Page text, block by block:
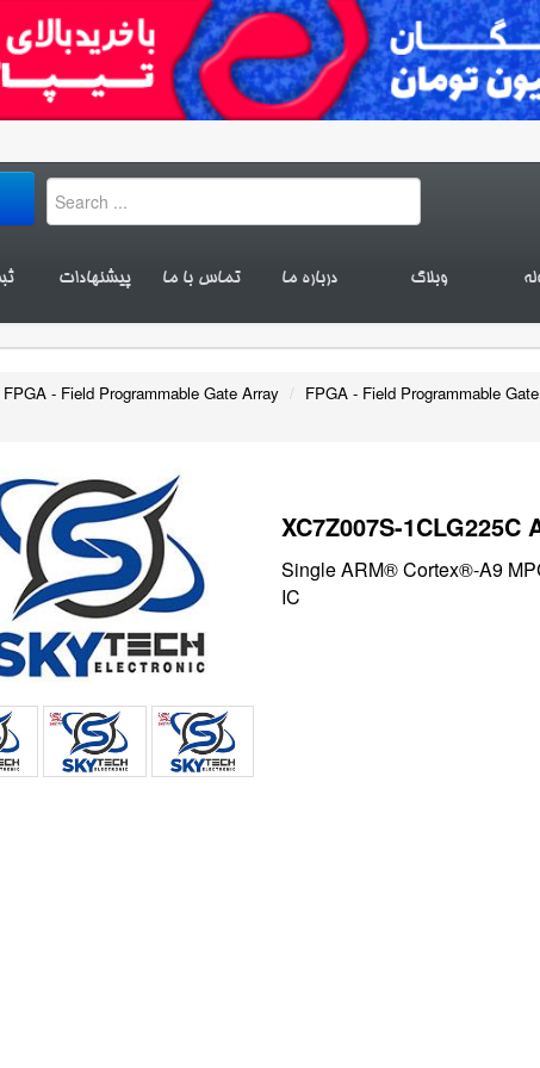
وبلاگ درباره ما تماس با ما پیشنهادات
FPGA - Field Programmable
/
FPGA - Field Programmable Gate Array
XC7Z007S-1CLG225C
Single ARM® Cortex®-A9
IC